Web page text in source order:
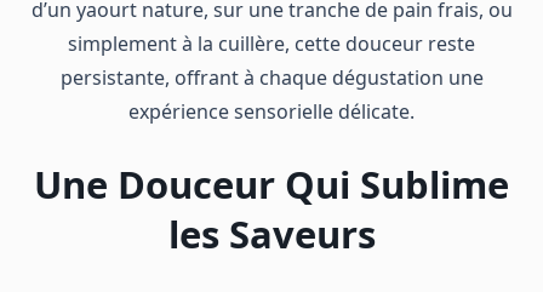
d’un yaourt nature, sur une tranche de pain frais, ou
simplement à la cuillère, cette douceur reste
persistante, offrant à chaque dégustation une
expérience sensorielle délicate.
Une Douceur Qui Sublime
les Saveurs